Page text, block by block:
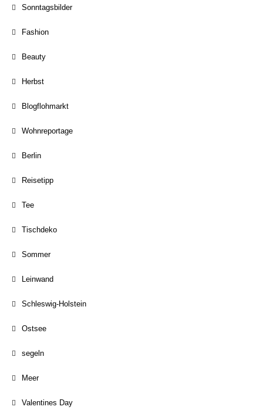
Sonntagsbilder
Fashion
Beauty
Herbst
Blogflohmarkt
Wohnreportage
Berlin
Reisetipp
Tee
Tischdeko
Sommer
Leinwand
Schleswig-Holstein
Ostsee
segeln
Meer
Valentines Day